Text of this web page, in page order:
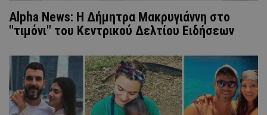
Alpha News: Η Δήμητρα Μακρυγιάννη στο
"τιμόνι" του Κεντρικού Δελτίου Ειδήσεων